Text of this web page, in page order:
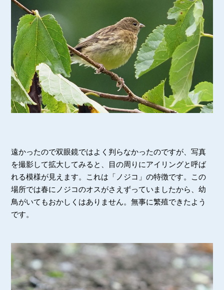
遠かったので双眼鏡ではよく判らなかったのですが、写真
を撮影して拡大してみると、目の周りにアイリングと呼ば
れる模様が見えます。これは「ノジコ」の特徴です。この
場所では春にノジコのオスがさえずっていましたから、幼
鳥がいてもおかしくはありません。無事に繁殖できたよう
です。